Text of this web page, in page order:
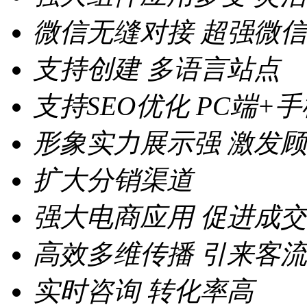
微信无缝对接 超强微
支持创建 多语言站点
支持SEO优化 PC端+
形象实力展示强 激发
扩大分销渠道
强大电商应用 促进成交
高效多维传播 引来客
实时咨询 转化率高